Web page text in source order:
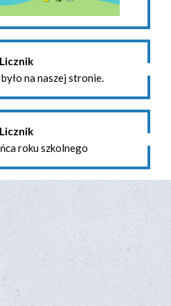
Licznik
na naszej stronie.
Licznik
roku szkolnego